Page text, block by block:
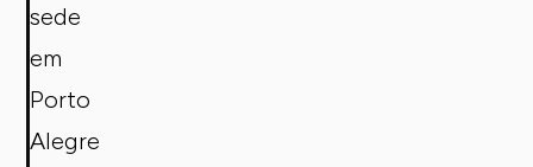
sede
em
Porto
Alegre